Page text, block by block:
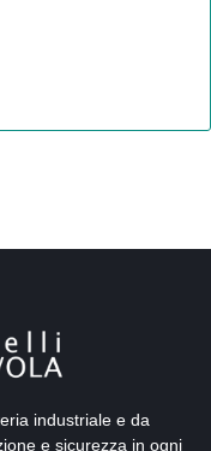
industriale e da
e sicurezza in ogni